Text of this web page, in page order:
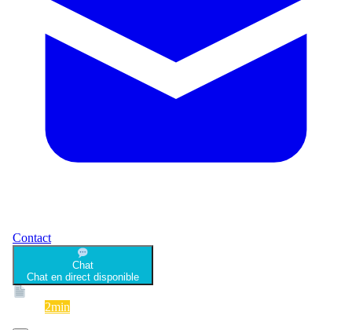
Contact
Chat
Chat en direct disponible
2min